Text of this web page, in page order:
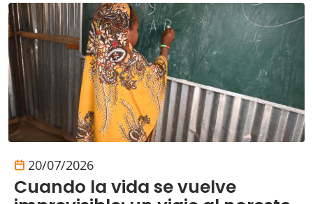
20/07/2026
Cuando la vida se vuelve